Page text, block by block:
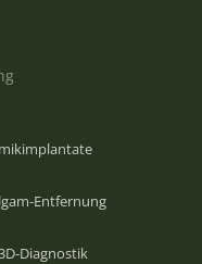
Entfernung
Diagnostik